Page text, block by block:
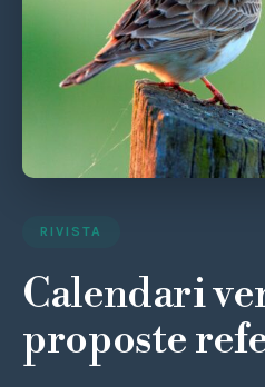
RIVISTA
Calendari
proposte